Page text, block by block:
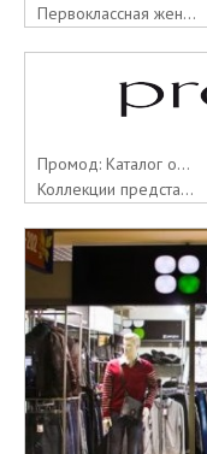
Первоклассная жен...
Промод: Каталог о...
Коллекции предста...